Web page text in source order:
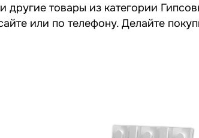
другие товары из категории
или по телефону. Делайте